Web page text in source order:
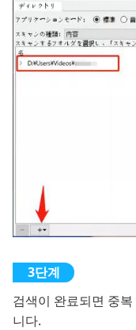
검색이 완료되면 중
니다.